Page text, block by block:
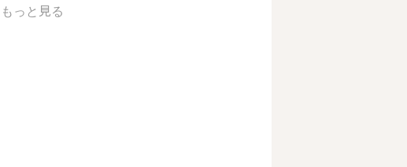
もっと見る